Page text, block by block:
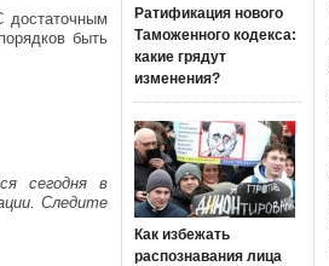
достаточным
быть
сегодня в
Следите
Ратификация нового
Таможенного кодекса:
какие грядут
изменения?
Как избежать
распознавания лица